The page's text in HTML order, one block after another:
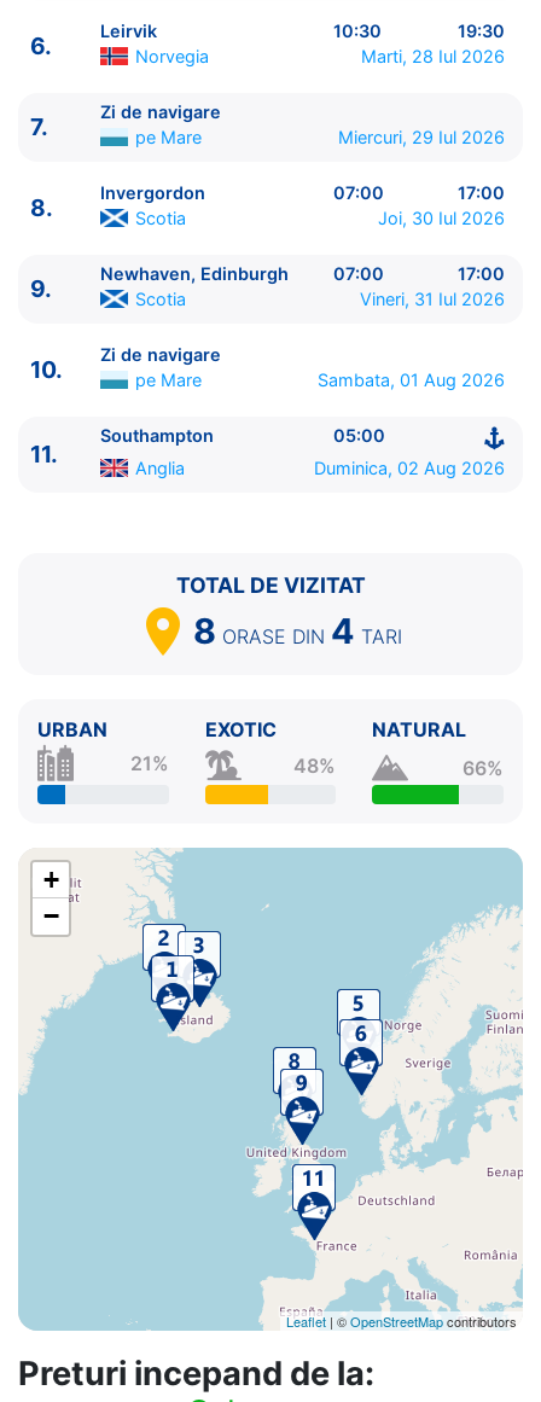
Ziua | Portul | Sosire - Plecare
----------------------------------------
Isafjordur Islanda
3.
Akureyri Islanda
06:30 - 15:00
5.
Maloy Norvegia
11:30 - 20:00
Leirvik Norvegia
8.
Invergordon Scotia 07:00 - 17:00
Newhaven, Edinburgh
07:00 - 17:00
Zi de navigare
11. Southampton Anglia 05:00 - ⚓
6.
Leirvik 10:30
19:30
Norvegia
Marti, 28 Iul 2026
7.
Zi de navigare
pe Mare
Miercuri, 29 Iul 2026
8.
Invergordon 07:00
17:00
Scotia
Joi, 30 Iul 2026
9.
Newhaven, Edinburgh 07:00
17:00
Scotia
Vineri, 31 Iul 2026
10.
Zi de navigare
pe Mare
Sambata, 01 Aug 2026
11.
Southampton
05:00
Anglia
Duminica, 02 Aug 2026
TOTAL DE VIZITAT
8 ORASE DIN 4 TARI
URBAN
21%
EXOTIC
48%
NATURAL
66%
+
−
Leaflet | ©OpenStreetMapcontributors
Preturi incepand de la: